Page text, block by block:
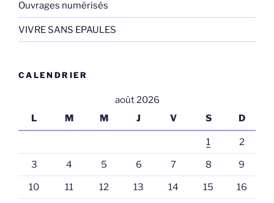
Ouvrages numérisés
VIVRE SANS EPAULES
CALENDRIER
août 2026
L
M M J V S D
1 2
3 4 5 6 7 8 9
10 11 12 13 14 15 16